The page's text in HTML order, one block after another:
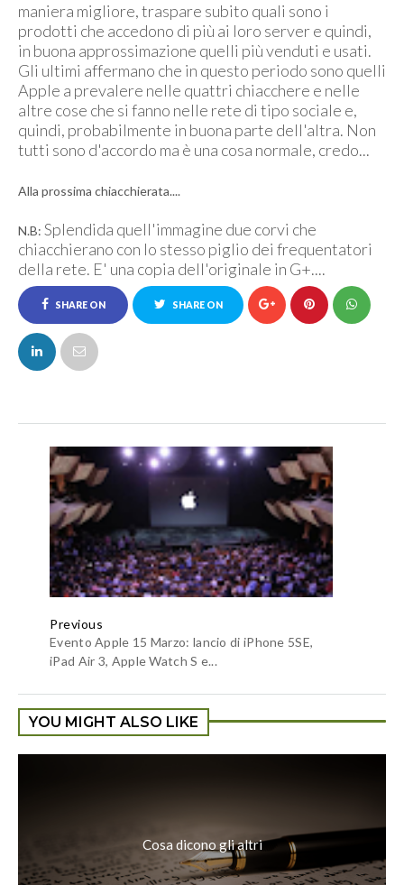
maniera migliore, traspare subito quali sono i
prodotti che accedono di più ai loro server e quindi,
in buona approssimazione quelli più venduti e usati.
Gli ultimi affermano che in questo periodo sono quelli
Apple a prevalere nelle quattri chiacchere e nelle
altre cose che si fanno nelle rete di tipo sociale e,
quindi, probabilmente in buona parte dell'altra. Non
tutti sono d'accordo ma è una cosa normale, credo...
Alla prossima chiacchierata....
N.B: Splendida quell'immagine due corvi che
chiacchierano con lo stesso piglio dei frequentatori
della rete. E' una copia dell'originale in G+....
SHARE ON
FACEBOOK
SHARE ON
Previous
Evento Apple 15 Marzo: lancio di iPhone 5SE,
iPad Air 3, Apple Watch S e...
YOU MIGHT ALSO LIKE
Cosa dicono gli altri